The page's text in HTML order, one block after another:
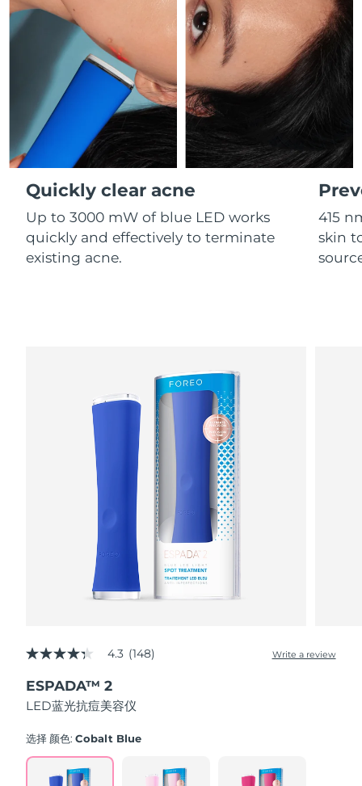
Quickly clear acne
Up to 3000 mW of blue LED works
quickly and effectively to terminate
existing acne.
415
skin
4.3
of
5
stars,
rating
Read
4.3 (148) Write a review
ESPADA™ 2
LED蓝光抗痘美容仪
选择 颜色:Cobalt Blue
FAQ™护肤品
All FAQ™ skincare
FAQ™产品
All anti-aging treatments
FAQ™护肤品
All FAQ™ skincare
FAQ™产品
All LED treatments
FAQ™产品
All hair treatments
FAQ™ skincare
All FAQ™ skincare
FAQ™ products
All toning treatments
脱毛
PEACH™ 2 Pro Max
Professional IPL hair removal device
PEACH™ 2
IPL hair removal
Travel-friendly IPL hair removal
身体护理
BEAR™ 2 body
Microcurrent body toning
LUNA™ 4 body
Massaging body brush
Firming body serum
痘肌护理
ESPADA™ 2 plus
Recurring acne LED therapy
ESPADA™ 2
Acne treatment device
ESPADA™ 设备
All acne treatment devices
眼部护理
BEAR™ 2 eyes & lips
Microcurrent line smoothing device
IRIS™ 2
Rejuvenating eye massager
眼部护理设备
All revitalizing eye massagers
毛孔护理
KIWI™ derma
Diamond microdermabrasion .
KIWI™ 皮肤护理
Advanced pore care essentials
LUNA™ 4 hair
2-in-1 LED scalp massager
LUNA™ Dual-Peptide Scalp
Serum
For healthy hair
NEW
issa™ Teeth Whitening Gel
18% PAP
男士
关于我们
法国 预计送达日期 8/11/26
法属波利尼西亚 预计送达日期8/15/26
德国 预计送达日期8/11/26
直布罗陀 预计送达日期8/15/26
希腊 预计送达日期8/11/26
中国香港特别行政区 8/12/26
匈牙利 预计送达日期 8/11/26
预计送达日期
预计送达日期
预计送达日期
预计送达日期
拉脱维亚 预计送达日期8/11/26
黎巴嫩
立陶宛
卢森堡 预计送达日期